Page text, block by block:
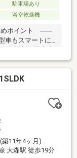
駐車場あり
浴室乾燥機
ポイント ------
車もスマートに
了予定） ・床暖
裏収納・ＷＩ
レーを基調と
で 高級感を演
・床張り替え・
チン・トイレ・
築11年4ヶ月)
大森駅 徒歩19分